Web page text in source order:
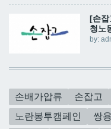
[손잡
청노
by:
손배가압류 손잡고
노란봉투캠페인
쌍